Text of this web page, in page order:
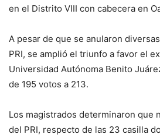
en el Distrito VIII con cabecera en
A pesar de que se anularon
PRI, se amplió el triunfo a favor el
Universidad Autónoma Benito
de 195 votos a 213.
Los magistrados determinaron que
del PRI, respecto de las 23 casilla